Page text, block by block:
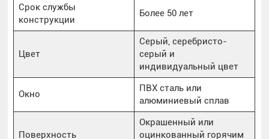
Срок службы
конструкции
Более 50 лет
Цвет
Серый, серебристо-
серый и
индивидуальный цвет
Окно
ПВХ сталь или
алюминиевый сплав
Поверхность
Окрашенный или
оцинкованный горячим